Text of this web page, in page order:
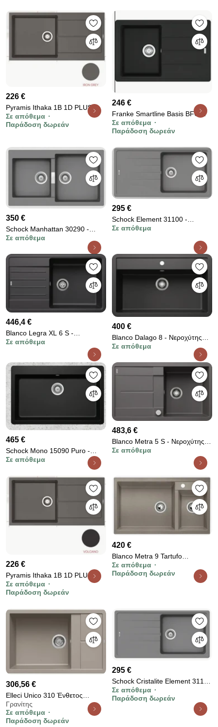
226 €
Pyramis Ithaka 1B 1D PLUS
Ένθετος Νεροχύτης από
Συνθετικό Γρανίτη 100x50cm
Σε απόθεμα
Παράδοση δωρεάν
246 €
Franke Smartline Basis BFG
611-78 Matt Black Γρανιτένιος
Νεροχύτης 45 cm
Σε απόθεμα
Παράδοση δωρεάν
350 €
Schock Manhattan 30290 -
Νεροχύτης Κουζίνας Γρανίτη
Σε απόθεμα
295 €
Schock Element 31100 -
Νεροχύτης Κουζίνας Γρανίτη
Σε απόθεμα
446,4 €
Blanco Legra XL 6 S -
Νεροχύτης Κουζίνας Γρανίτη
Σε απόθεμα
400 €
Blanco Dalago 8 - Νεροχύτης
Κουζίνας Γρανίτη 81,5x51 -
Σε απόθεμα
465 €
Schock Mono 15090 Puro -
Νεροχύτης Κουζίνας Γρανίτη
Σε απόθεμα
483,6 €
Blanco Metra 5 S - Νεροχύτης
Κουζίνας Γρανίτη 86x50 - Rock
Σε απόθεμα
226 €
Pyramis Ithaka 1B 1D PLUS
Ένθετος Νεροχύτης από
Συνθετικό Γρανίτη 100x50cm
Σε απόθεμα
Παράδοση δωρεάν
420 €
Blanco Metra 9 Tartufo
SILGRANIT™ PuraDur™
Γρανιτένιος Νεροχύτης Ένθετος
Σε απόθεμα
Παράδοση δωρεάν
306,56 €
Elleci Unico 310 Ένθετος
Νεροχύτης κουζίνας Tortora 43
78x50cm
Γρανίτης
Σε απόθεμα
Παράδοση δωρεάν
295 €
Schock Cristalite Element 31100
Croma Ένθετος Νεροχύτης
100x50cm
Σε απόθεμα
Παράδοση δωρεάν